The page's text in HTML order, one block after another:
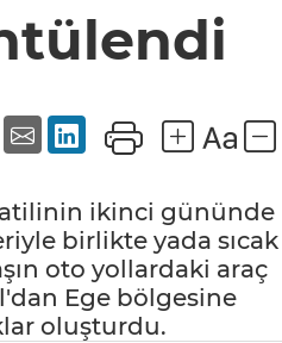
ikinci gününde
birlikte yada sıcak
oto yollardaki araç
Ege bölgesine
oluşturdu.